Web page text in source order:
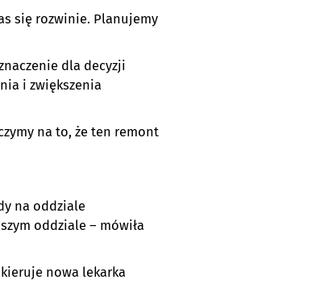
się rozwinie. Planujemy
dla decyzji
i zwiększenia
na to, że ten remont
na oddziale
oddziale – mówiła
nowa lekarka